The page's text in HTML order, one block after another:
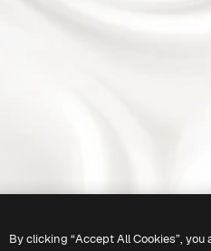
By clicking “Accept All Cookies”,